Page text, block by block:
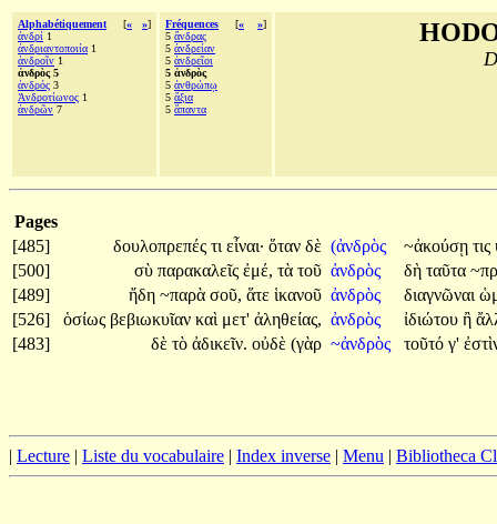
Alphabétiquement [« »]
ἀνδρί 1
ἀνδριαντοποιία 1
ἀνδροῖν 1
ἀνδρὸς 5
ἀνδρός 3
Ἀνδροτίωνος 1
ἀνδρῶν 7
Fréquences [« »]
5 ἄνδρας
5 ἀνδρείαν
5 ἀνδρεῖοι
5 ἀνδρὸς
5 ἀνθρώπῳ
5 ἄξια
5 ἅπαντα
Pages
[485]
δουλοπρεπές τι εἶναι· ὅταν δὲ (ἀνδρὸς ~ἀκούσῃ τις
[500]
σὺ παρακαλεῖς ἐμέ, τὰ τοῦ ἀνδρὸς δὴ ταῦτα
[489]
ἤδη ~παρὰ σοῦ, ἅτε ἱκανοῦ ἀνδρὸς διαγνῶναι
[526]
ὁσίως βεβιωκυῖαν καὶ μετ' ἀληθείας, ἀνδρὸς ἰδιώτου ἢ
[483]
δὲ τὸ ἀδικεῖν. οὐδὲ (γὰρ ~ἀνδρὸς τοῦτό γ'
| Lecture | Liste du vocabulaire | Index inverse | Menu | Bibliotheca